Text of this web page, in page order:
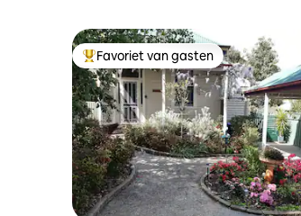
Topfavoriet van gasten
Favoriet van gasten